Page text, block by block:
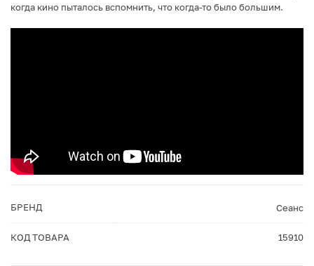
когда кино пыталось вспомнить, что когда-то было большим.
БРЕНД Сеанс
КОД ТОВАРА 15910